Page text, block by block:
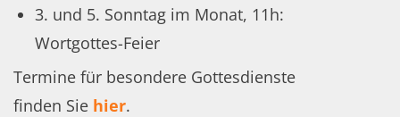
3. und 5. Sonntag im Monat, 11h:
Wortgottes-Feier
Termine für besondere Gottesdienste
finden Sie hier.